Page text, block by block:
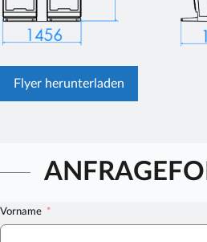
Flyer herunterladen
Vorname